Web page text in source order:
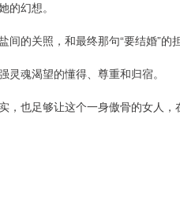
幻想。
的关照，和最终那句“要结婚”的担
魂渴望的懂得、尊重和归宿。
，也足够让这个一身傲骨的女人